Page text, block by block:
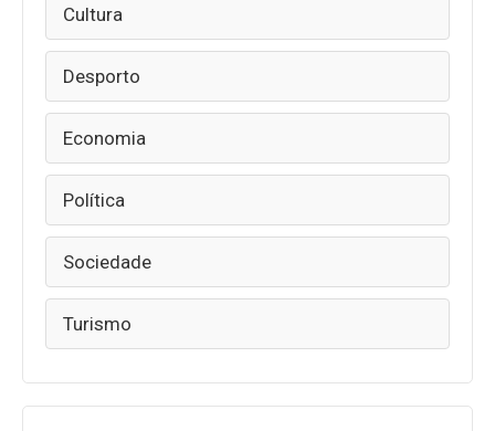
Cultura
Desporto
Economia
Política
Sociedade
Turismo